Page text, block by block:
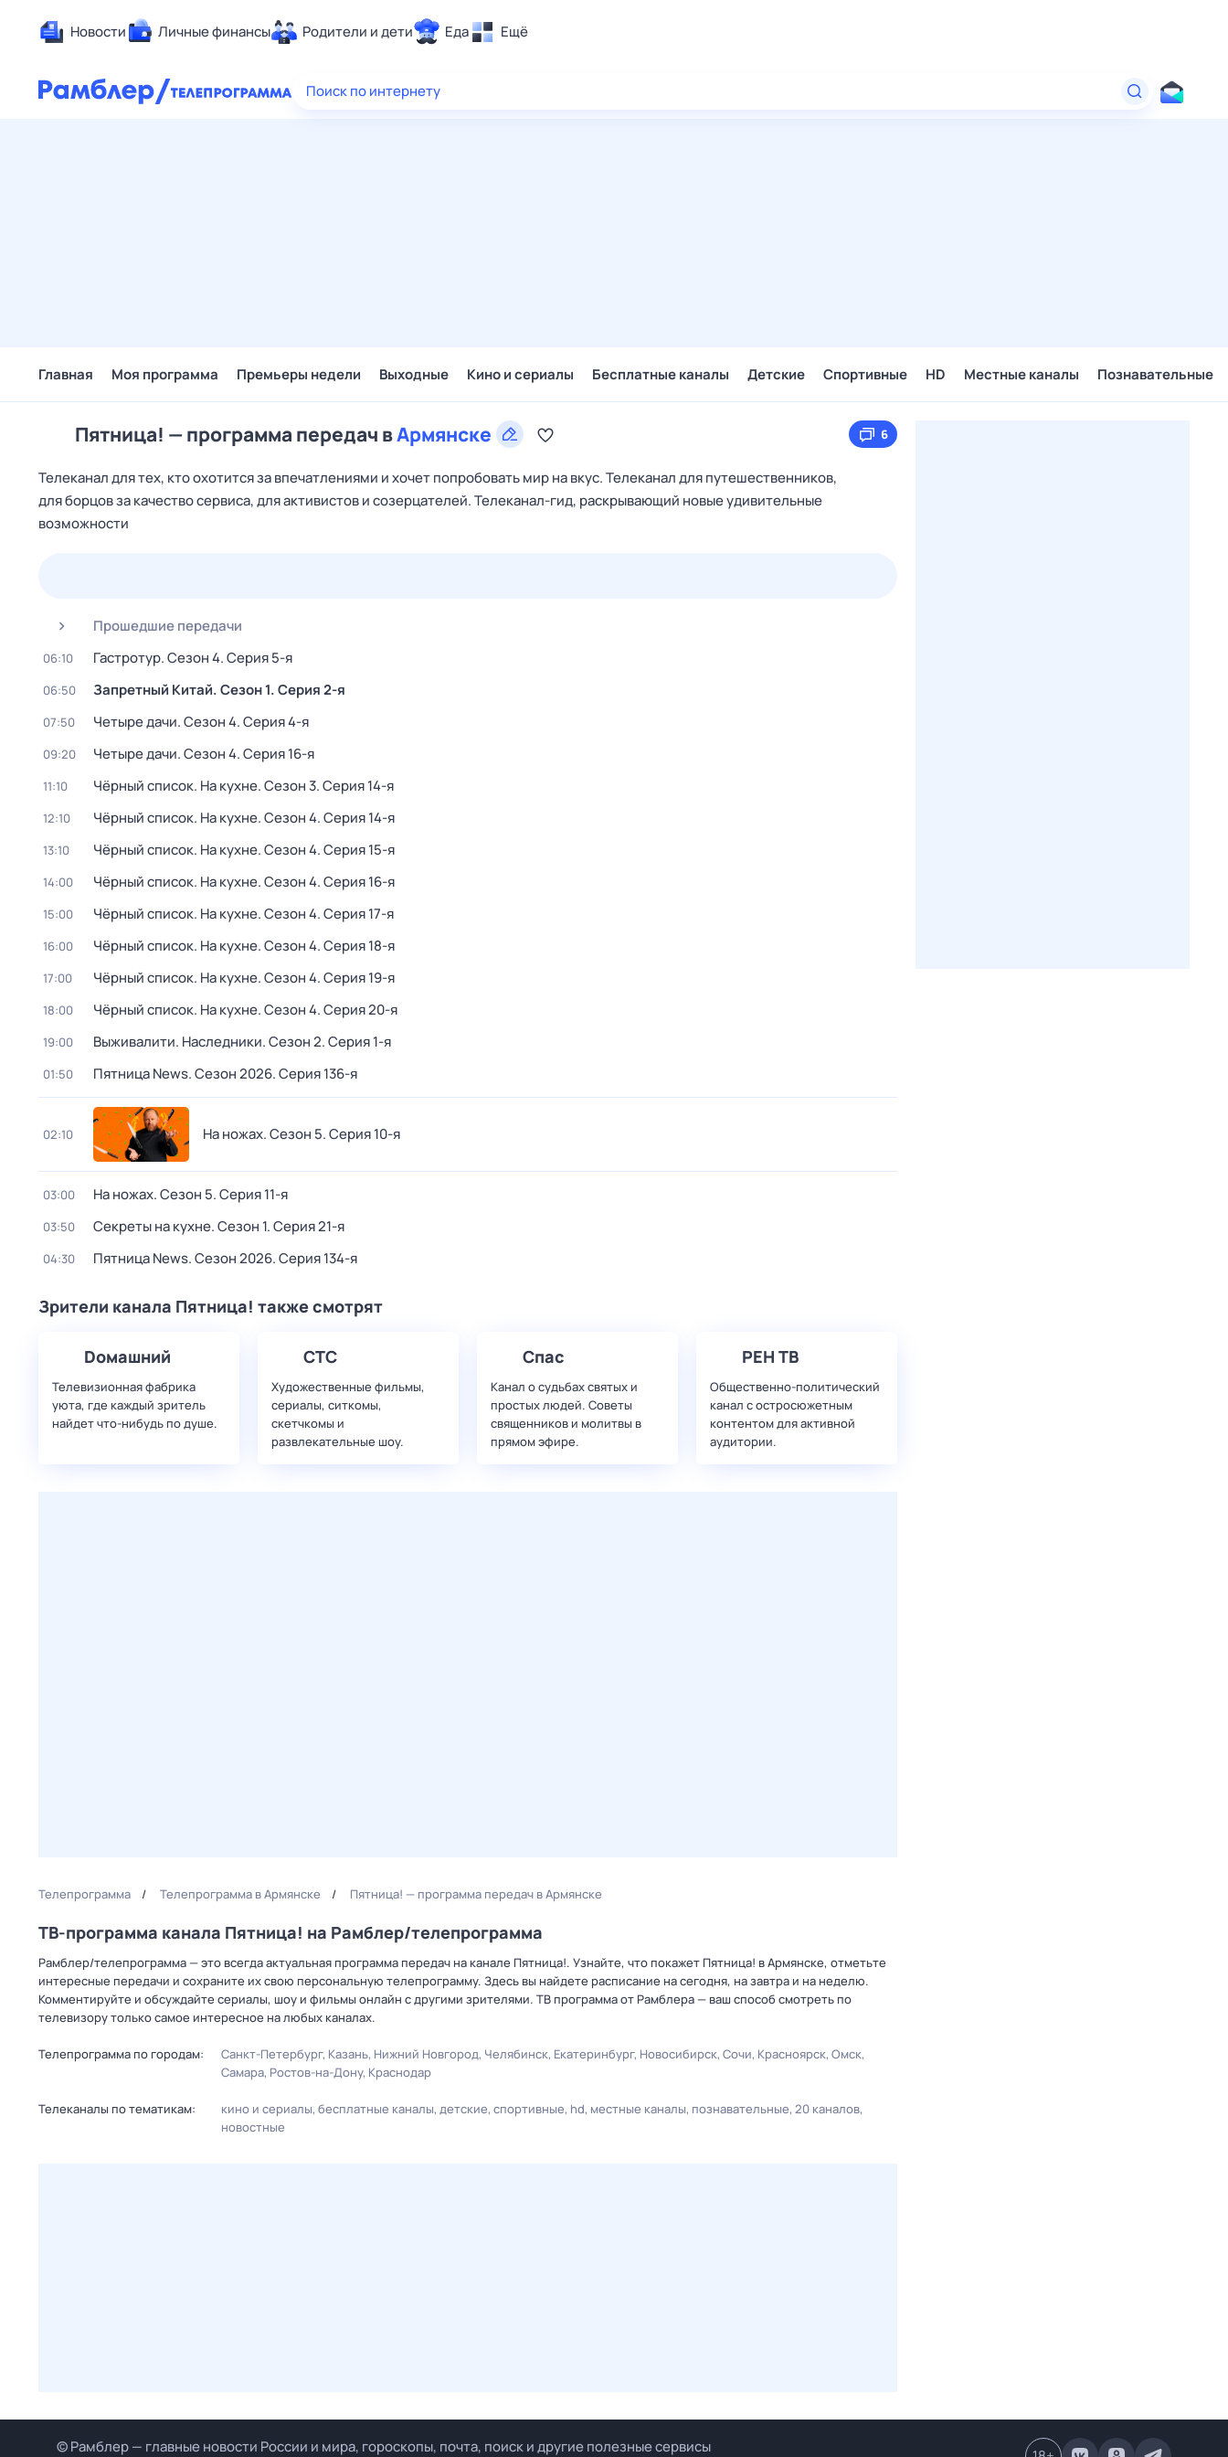
Новости Личные финансы Родители и дети Еда Ещё
Здоровье
Поиск по интернету
Главная Моя программа Премьеры недели Выходные Кино и сериалы Бесплатные каналы Детские Спортивные HD Местные каналы Познавательные
Пятница! — программа передач вАрмянске 6
Телеканал для тех, кто охотится за впечатлениями и хочет попробовать мир на вкус. Телеканал для путешественников,
для борцов за качество сервиса, для активистов и созерцателей. Телеканал-гид, раскрывающий новые удивительные
возможности
Прошедшие передачи
06:10 Гастротур. Сезон 4. Серия 5-я
06:50 Запретный Китай. Сезон 1. Серия 2-я
07:50 Четыре дачи. Сезон 4. Серия 4-я
09:20 Четыре дачи. Сезон 4. Серия 16-я
11:10 Чёрный список. На кухне. Сезон 3. Серия 14-я
12:10 Чёрный список. На кухне. Сезон 4. Серия 14-я
13:10 Чёрный список. На кухне. Сезон 4. Серия 15-я
14:00 Чёрный список. На кухне. Сезон 4. Серия 16-я
15:00 Чёрный список. На кухне. Сезон 4. Серия 17-я
16:00 Чёрный список. На кухне. Сезон 4. Серия 18-я
17:00 Чёрный список. На кухне. Сезон 4. Серия 19-я
18:00 Чёрный список. На кухне. Сезон 4. Серия 20-я
19:00 Выживалити. Наследники. Сезон 2. Серия 1-я
01:50 Пятница News. Сезон 2026. Серия 136-я
02:10 На ножах. Сезон 5. Серия 10-я
03:00 На ножах. Сезон 5. Серия 11-я
03:50 Секреты на кухне. Сезон 1. Серия 21-я
04:30 Пятница News. Сезон 2026. Серия 134-я
Зрители канала Пятница! также смотрят
Dомашний
Телевизионная фабрика
уюта, где каждый зритель
найдет что‑нибудь по душе.
СТС
Художественные фильмы,
сериалы, ситкомы,
скетчкомы и
развлекательные шоу.
Спас
Канал о судьбах святых и
простых людей. Советы
священников и молитвы в
прямом эфире.
РЕН ТВ
Общественно-политический
канал с остросюжетным
контентом для активной
аудитории.
Телепрограмма Телепрограмма в Армянске Пятница! — программа передач в Армянске
ТВ-программа канала Пятница! на Рамблер/телепрограмма
Рамблер/телепрограмма — это всегда актуальная программа передач на канале Пятница!. Узнайте, что покажет Пятница! в Армянске, отметьте
интересные передачи и сохраните их свою персональную телепрограмму. Здесь вы найдете расписание на сегодня, на завтра и на неделю.
Комментируйте и обсуждайте сериалы, шоу и фильмы онлайн с другими зрителями. ТВ программа от Рамблера — ваш способ смотреть по
телевизору только самое интересное на любых каналах.
Телепрограмма по городам: Санкт-Петербург Казань Нижний Новгород Челябинск Екатеринбург Новосибирск Сочи Красноярск Омск
Самара Ростов-на-Дону Краснодар
Телеканалы по тематикам: кино и сериалы бесплатные каналы детские спортивные hd местные каналы познавательные 20 каналов
новостные
© Рамблер — главные новости России и мира, гороскопы, почта, поиск и другие полезные сервисы